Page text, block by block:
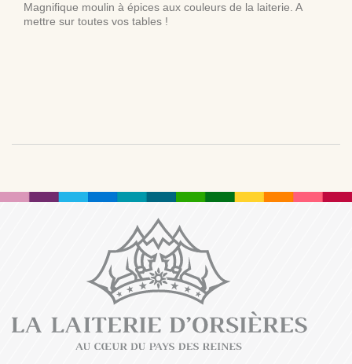
Magnifique moulin à épices aux couleurs de la laiterie. A
mettre sur toutes vos tables !